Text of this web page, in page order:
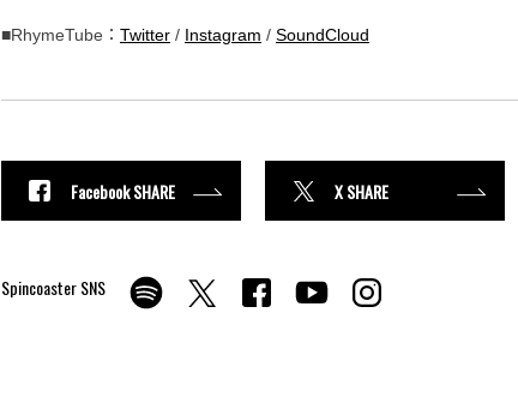
■RhymeTube： Twitter / Instagram / SoundCloud
Facebook SHARE X SHARE
Spincoaster SNS